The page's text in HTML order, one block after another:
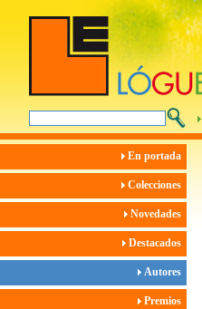
En portada
Colecciones
Novedades
Destacados
Autores
Premios